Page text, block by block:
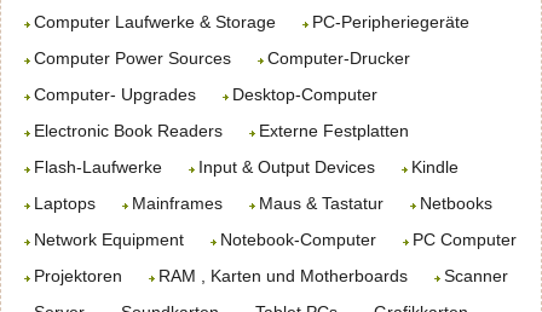
Computer Laufwerke & Storage
PC-Peripheriegeräte
Computer Power Sources
Computer-Drucker
Computer- Upgrades
Desktop-Computer
Electronic Book Readers
Externe Festplatten
Flash-Laufwerke
Input & Output Devices
Kindle
Laptops
Mainframes Maus & Tastatur
Netbooks
Network Equipment
Notebook-Computer
PC Computer
Projektoren
RAM , Karten und Motherboards
Scanner